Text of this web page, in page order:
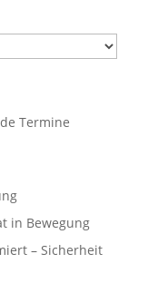
Termine
in Bewegung
– Sicherheit